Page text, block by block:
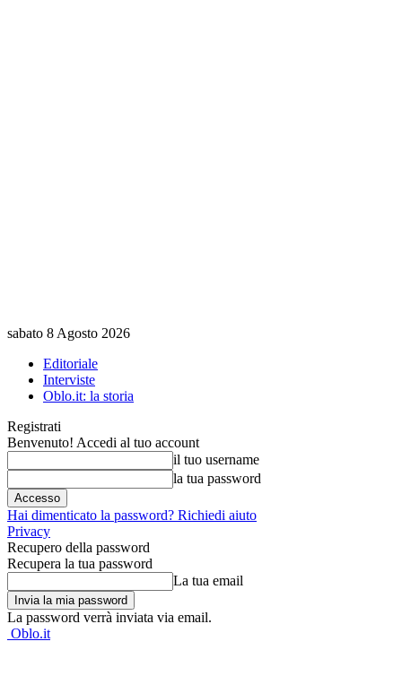
sabato 8 Agosto 2026
Editoriale
Interviste
Oblo.it: la storia
Registrati
Benvenuto! Accedi al tuo account
il tuo username
la tua password
Hai dimenticato la password? Richiedi aiuto
Privacy
Recupero della password
Recupera la tua password
La tua email
La password verrà inviata via email.
Oblo.it